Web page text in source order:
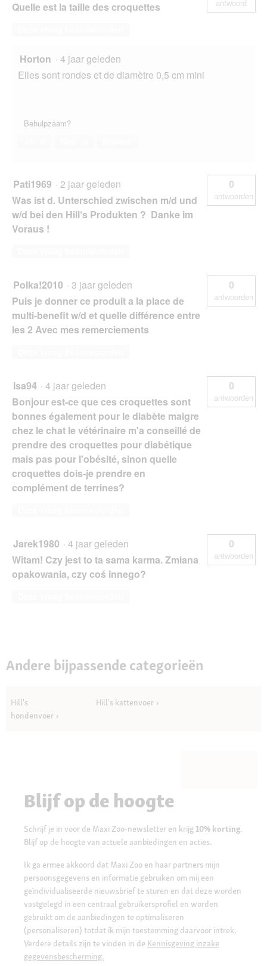
Quelle est la taille des croquettes antwoord
Horton · 4 jaar geleden
Elles sont rondes et de diamètre 0,5 cm mini
Behulpzaam?
Pati1969 · 2 jaar geleden
Was ist d. Unterschied zwischen m/d und
w/d bei den Hill‘s Produkten ? Danke im
Voraus !
0
antwoorden
Polka!2010 · 3 jaar geleden
Puis je donner ce produit a la place de
multi-benefit w/d et quelle différence entre
les 2 Avec mes remerciements
0
antwoorden
Isa94 · 4 jaar geleden
Bonjour est-ce que ces croquettes sont
bonnes également pour le diabète maigre
chez le chat le vétérinaire m'a conseillé de
prendre des croquettes pour diabétique
mais pas pour l'obésité, sinon quelle
croquettes dois-je prendre en
complément de terrines?
0
antwoorden
Jarek1980 · 4 jaar geleden
Witam! Czy jest to ta sama karma. Zmiana
opakowania, czy coś innego?
0
antwoorden
Andere bijpassende categorieën
Hill's
hondenvoer
Hill's kattenvoer
Blijf op de hoogte
Schrijf je in voor de Maxi Zoo-newsletter en krijg 10% korting.
Blijf op de hoogte van actuele aanbiedingen en acties.
Ik ga ermee akkoord dat Maxi Zoo en haar partners mijn
persoonsgegevens en informatie gebruiken om mij een
geïndividualiseerde nieuwsbrief te sturen en dat deze worden
vastgelegd in een centraal gebruikersprofiel en worden
gebruikt om de aanbiedingen te optimaliseren
(personaliseren) totdat ik mijn toestemming daarvoor intrek.
Verdere details zijn te vinden in de Kennisgeving inzake
gegevensbescherming.